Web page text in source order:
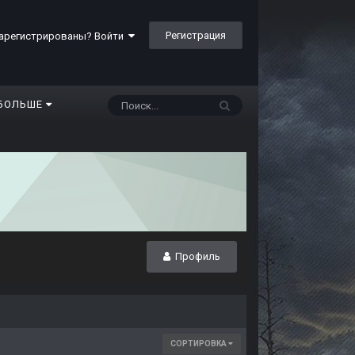
Войти Регистрация
Профиль
СОРТИРОВКА